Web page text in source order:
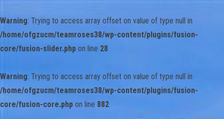
Warning: Trying to access array offset on value of type null in
/home/ofgzucm/teamroses38/wp-content/plugins/fusion-
core/fusion-slider.php on line 28
Warning: Trying to access array offset on value of type null in
/home/ofgzucm/teamroses38/wp-content/plugins/fusion-
core/fusion-core.php on line 882